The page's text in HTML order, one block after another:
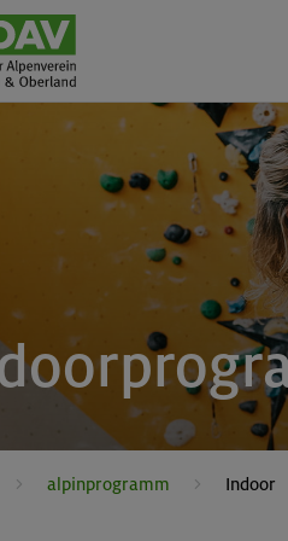
alpinprogramm Indoor